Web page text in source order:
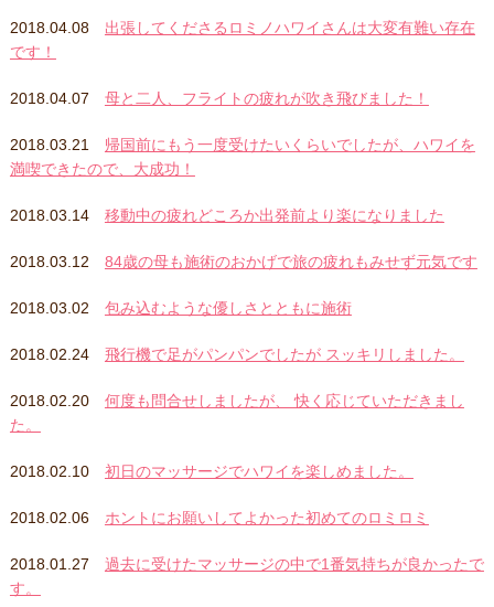
2018.04.08
出張してくださるロミノハワイさんは大変有難い存在
です！
2018.04.07 母と二人、フライトの疲れが吹き飛びました！
2018.03.21
帰国前にもう一度受けたいくらいでしたが、ハワイを
満喫できたので、大成功！
2018.03.14 移動中の疲れどころか出発前より楽になりました
2018.03.12 84歳の母も施術のおかげで旅の疲れもみせず元気です
2018.03.02 包み込むような優しさとともに施術
2018.02.24 飛行機で足がパンパンでしたが スッキリしました。
2018.02.20
何度も問合せしましたが、 快く応じていただきまし
た。
2018.02.10 初日のマッサージでハワイを楽しめました。
2018.02.06 ホントにお願いしてよかった初めてのロミロミ
2018.01.27
過去に受けたマッサージの中で1番気持ちが良かったで
す。